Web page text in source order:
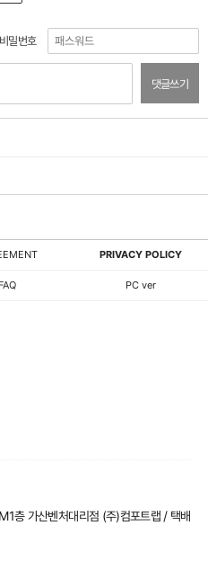
비밀번호
댓글쓰기
PRIVACY POLICY
FAQ PC ver
층 가산벤처대리점 (주)컴포트랩 / 택배